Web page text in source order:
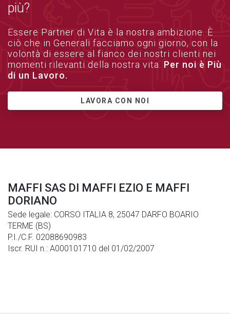
più?
Essere Partner di Vita è la nostra ambizione. È
ciò che in Generali facciamo ogni giorno, con la
volontà di essere al fianco dei nostri clienti nei
momenti rilevanti della nostra vita. Per noi è Più
di un Lavoro.
LAVORA CON NOI
MAFFI SAS DI MAFFI EZIO E MAFFI
DORIANO
Sede legale: CORSO ITALIA 8, 25047 DARFO BOARIO
TERME (BS)
P.I./C.F. 02088690983
Iscr. RUI n.: A000101710 del 01/02/2007